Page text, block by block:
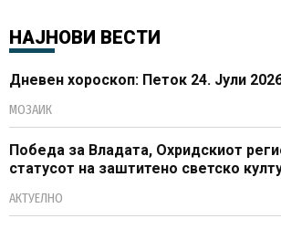
НАЈНОВИ ВЕСТИ
Дневен хороскоп: Петок 24. Јули
МОЗАИК
Победа за Владата, Охридскиот
статусот на заштитено светско
АКТУЕЛНО